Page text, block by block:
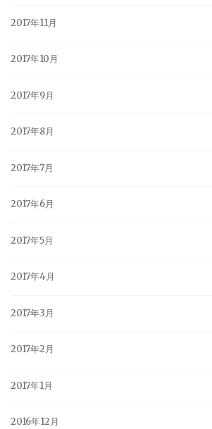
2017年11月
2017年10月
2017年9月
2017年8月
2017年7月
2017年6月
2017年5月
2017年4月
2017年3月
2017年2月
2017年1月
2016年12月